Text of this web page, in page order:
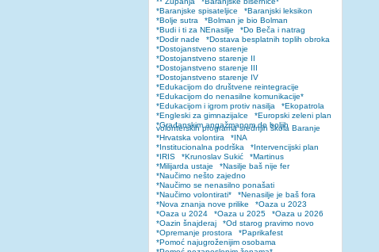
*Baranjske spisateljice
*Baranjski leksikon
*Bolje sutra
*Bolman je bio Bolman
*Budi i ti za NEnasilje
*Do Beča i natrag
*Dodir nade
*Dostava besplatnih toplih obroka
*Dostojanstveno starenje
*Dostojanstveno starenje II
*Dostojanstveno starenje III
*Dostojanstveno starenje IV
*Edukacijom do društvene reintegracije
*Edukacijom do nenasilne komunikacije*
*Edukacijom i igrom protiv nasilja
*Ekopatrola
*Engleski za gimnazijalce
*Europski zeleni plan
*Građanskim angažmanom do boljih
volonterskih programa srednjih škola Baranje
*Hrvatska volontira
*INA
*Institucionalna podrška
*Intervencijski plan
*IRIS
*Krunoslav Sukić
*Martinus
*Milijarda ustaje
*Nasilje baš nije fer
*Naučimo nešto zajedno
*Naučimo se nenasilno ponašati
*Naučimo volontirati*
*Nenasilje je baš fora
*Nova znanja nove prilike
*Oaza u 2023
*Oaza u 2024
*Oaza u 2025
*Oaza u 2026
*Oazin šnajderaj
*Od starog pravimo novo
*Opremanje prostora
*Paprikafest
*Pomoć najugroženijim osobama